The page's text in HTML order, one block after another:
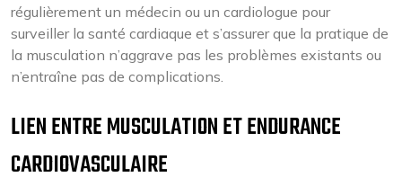
régulièrement un médecin ou un cardiologue pour
surveiller la santé cardiaque et s’assurer que la pratique de
la musculation n’aggrave pas les problèmes existants ou
n’entraîne pas de complications.
LIEN ENTRE MUSCULATION ET ENDURANCE
CARDIOVASCULAIRE